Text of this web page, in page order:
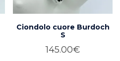
Ciondolo cuore Burdoch
S
145.00€